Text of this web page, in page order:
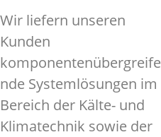
Wir liefern unseren
Kunden
komponentenübergreife
nde Systemlösungen im
Bereich der Kälte- und
Klimatechnik sowie der